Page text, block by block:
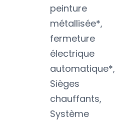
peinture
métallisée*,
fermeture
électrique
automatique*,
Sièges
chauffants,
Système